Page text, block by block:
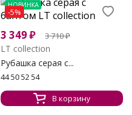
НОВИНКА
-5%
3 349₽ 3 710₽
LT collection
Рубашка серая с...
44 50 52 54
В корзину